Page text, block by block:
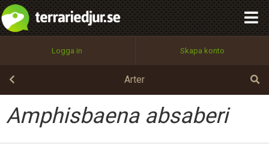
Logga in Skapa konto
Arter
Amphisbaena absaberi
Utför
100%
OK
integritetspolicy
Namn:
Epost:
Användarnamn:
Begär nytt lösenord
Tillbaka till förstasidan